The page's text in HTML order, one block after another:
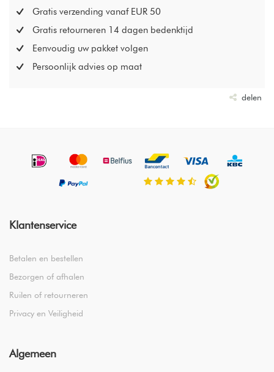
Gratis verzending vanaf EUR 50
Gratis retourneren 14 dagen bedenktijd
Eenvoudig uw pakket volgen
Persoonlijk advies op maat
delen
Klantenservice
Betalen en bestellen
Bezorgen of afhalen
Ruilen of retourneren
Privacy en Veiligheid
Algemeen